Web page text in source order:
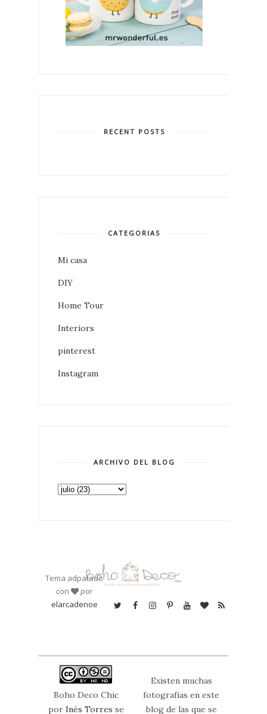
RECENT POSTS
CATEGORIAS
Mi casa
DIY
Home Tour
Interiors
pinterest
Instagram
ARCHIVO DEL BLOG
Tema adpatado
con
por
elarcadenoe
Boho Deco Chic
por Inés Torres se
Existen muchas
fotografías en este
blog de las que se